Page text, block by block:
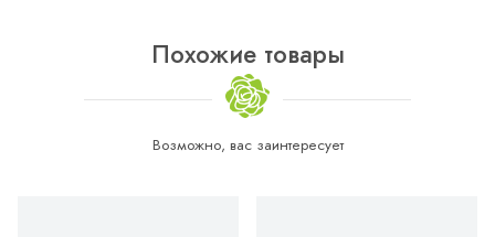
Похожие товары
Возможно, вас заинтересует